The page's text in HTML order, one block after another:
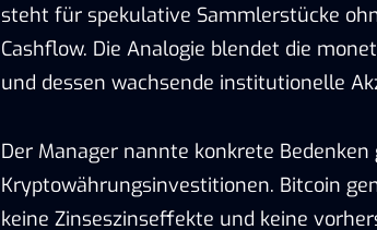
steht für spekulative Sammlerstücke
Cashflow. Die Analogie blendet die
und dessen wachsende institutionelle
Der Manager nannte konkrete Bedenken
Kryptowährungsinvestitionen. Bitcoin
keine Zinseszinseffekte und keine